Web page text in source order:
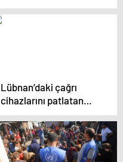
Vurgusu
Lübnan’daki çağrı
cihazlarını patlatan
İsrail’den jet karar! 20
bin askeri ülkenin
kuzeyine gönderdiler